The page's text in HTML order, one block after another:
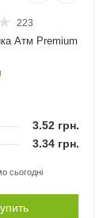
223
Атм Premium
3.52 грн.
3.34 грн.
сьогодні